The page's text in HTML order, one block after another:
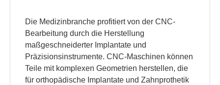
Die Medizinbranche profitiert von der CNC-
Bearbeitung durch die Herstellung
maßgeschneiderter Implantate und
Präzisionsinstrumente. CNC-Maschinen können
Teile mit komplexen Geometrien herstellen, die
für orthopädische Implantate und Zahnprothetik